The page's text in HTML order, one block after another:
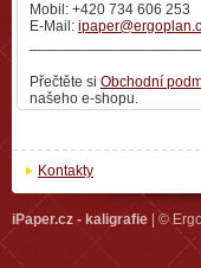
Mobil: +420 734 606 253
E-Mail:
Přečtěte si Obchodní
našeho e-shopu.
Kontakty
iPaper.cz - kaligrafie | ©